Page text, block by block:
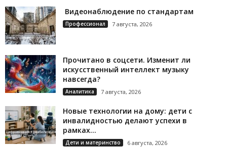
Видеонаблюдение по стандартам
Профессионал 7 августа, 2026
Прочитано в соцсети. Изменит ли
искусственный интеллект музыку
навсегда?
Аналитика 7 августа, 2026
Новые технологии на дому: дети с
инвалидностью делают успехи в
рамках...
Дети и материнство 6 августа, 2026